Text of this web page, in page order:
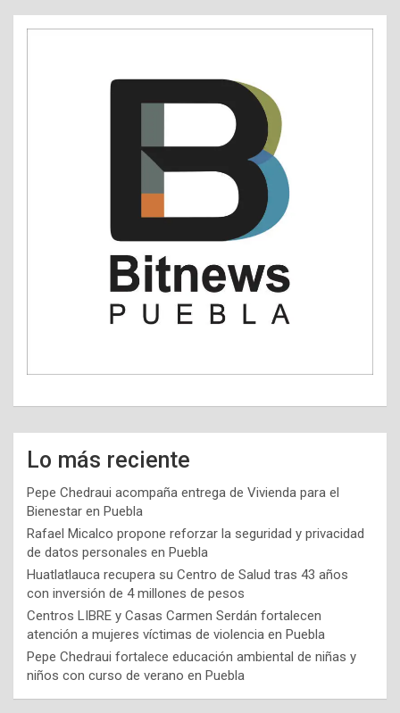
Lo más reciente
Pepe Chedraui acompaña entrega de Vivienda para el
Bienestar en Puebla
Rafael Micalco propone reforzar la seguridad y privacidad
de datos personales en Puebla
Huatlatlauca recupera su Centro de Salud tras 43 años
con inversión de 4 millones de pesos
Centros LIBRE y Casas Carmen Serdán fortalecen
atención a mujeres víctimas de violencia en Puebla
Pepe Chedraui fortalece educación ambiental de niñas y
niños con curso de verano en Puebla